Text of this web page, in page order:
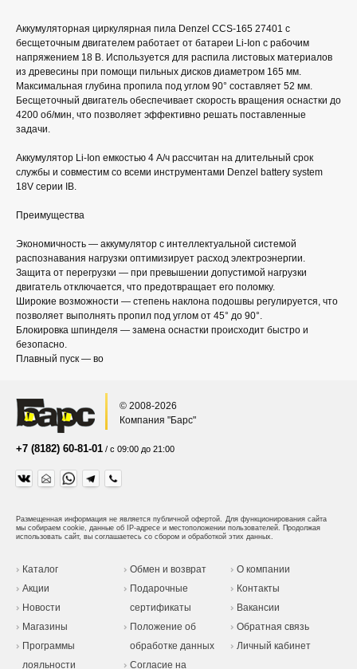
Аккумуляторная циркулярная пила Denzel CCS-165 27401 с
бесщеточным двигателем работает от батареи Li-Ion с рабочим
напряжением 18 В. Используется для распила листовых материалов
из древесины при помощи пильных дисков диаметром 165 мм.
Максимальная глубина пропила под углом 90° составляет 52 мм.
Бесщеточный двигатель обеспечивает скорость вращения оснастки до
4200 об/мин, что позволяет эффективно решать поставленные
задачи.
Аккумулятор Li-Ion емкостью 4 А/ч рассчитан на длительный срок
службы и совместим со всеми инструментами Denzel battery system
18V серии IB.
Преимущества
Экономичность — аккумулятор с интеллектуальной системой
распознавания нагрузки оптимизирует расход электроэнергии.
Защита от перегрузки — при превышении допустимой нагрузки
двигатель отключается, что предотвращает его поломку.
Широкие возможности — степень наклона подошвы регулируется, что
позволяет выполнять пропил под углом от 45° до 90°.
Блокировка шпинделя — замена оснастки происходит быстро и
безопасно.
Плавный пуск — во
© 2008-2026
Компания "Барс"
+7 (8182) 60-81-01 / с 09:00 до 21:00
Размещенная информация не является публичной офертой. Для функционирования сайта
мы собираем cookie, данные об IP-адресе и местоположении пользователей. Продолжая
использовать сайт, вы соглашаетесь со сбором и обработкой этих данных.
Каталог
Акции
Новости
Магазины
Программы
лояльности
Обмен и возврат
Подарочные
сертификаты
Положение об
обработке данных
Согласие на
О компании
Контакты
Вакансии
Обратная связь
Личный кабинет